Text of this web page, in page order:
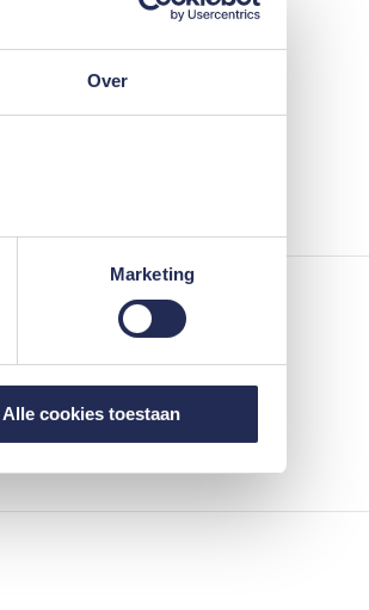
Over
Marketing
Alle cookies toestaan